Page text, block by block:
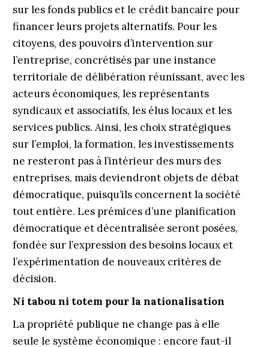
sur les fonds publics et le crédit bancaire pour
financer leurs projets alternatifs. Pour les
citoyens, des pouvoirs d’intervention sur
l’entreprise, concrétisés par une instance
territoriale de délibération réunissant, avec les
acteurs économiques, les représentants
syndicaux et associatifs, les élus locaux et les
services publics. Ainsi, les choix stratégiques
sur l’emploi, la formation, les inves­tissements
ne resteront pas à l’intérieur des murs des
entreprises, mais deviendront objets de débat
démocratique, puisqu’ils concernent la société
tout entière. Les prémices d’une planification
dé­mo­cratique et décentralisée seront posées,
fon­dée sur l’expression des besoins locaux et
l’expérimentation de nouveaux critères de
décision.
Ni tabou ni totem pour la nationalisation
La propriété publique ne change pas à elle
seule le système économique : encore faut-il